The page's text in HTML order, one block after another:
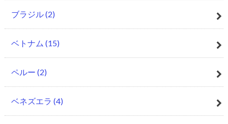
ブラジル(2)
ベトナム (15)
ペルー (2)
ベネズエラ (4)